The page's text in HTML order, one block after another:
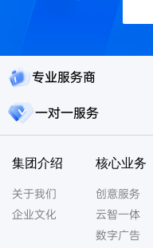
专业服务商
一对一服务
集团介绍
关于我们
企业文化
核心业务
创意服务
云智一体
数字广告